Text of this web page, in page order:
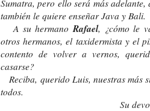
Sumatra, pero ello será más
también le quiere enseñar Java y Bali.
A su hermano Rafael, ¿cómo le
otros hermanos, el taxidermista y el
contento de volver a vernos,
casarse?
Reciba, querido Luis, nuestras más
todos.
Su devoto H. H.